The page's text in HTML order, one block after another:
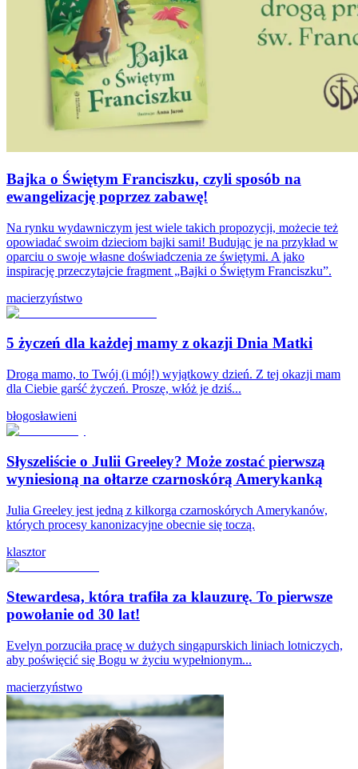
Bajka o Świętym Franciszku, czyli sposób na
ewangelizację poprzez zabawę!
Na rynku wydawniczym jest wiele takich propozycji, możecie też
opowiadać swoim dzieciom bajki sami! Budując je na przykład w
oparciu o swoje własne doświadczenia ze świętymi. A jako
inspirację przeczytajcie fragment „Bajki o Świętym Franciszku”.
macierzyństwo
5 życzeń dla każdej mamy z okazji Dnia Matki
Droga mamo, to Twój (i mój!) wyjątkowy dzień. Z tej okazji mam
dla Ciebie garść życzeń. Proszę, włóż je dziś...
błogosławieni
Słyszeliście o Julii Greeley? Może zostać pierwszą
wyniesioną na ołtarze czarnoskórą Amerykanką
Julia Greeley jest jedną z kilkorga czarnoskórych Amerykanów,
których procesy kanonizacyjne obecnie się toczą.
klasztor
Stewardesa, która trafiła za klauzurę. To pierwsze
powołanie od 30 lat!
Evelyn porzuciła pracę w dużych singapurskich liniach lotniczych,
aby poświęcić się Bogu w życiu wypełnionym...
macierzyństwo